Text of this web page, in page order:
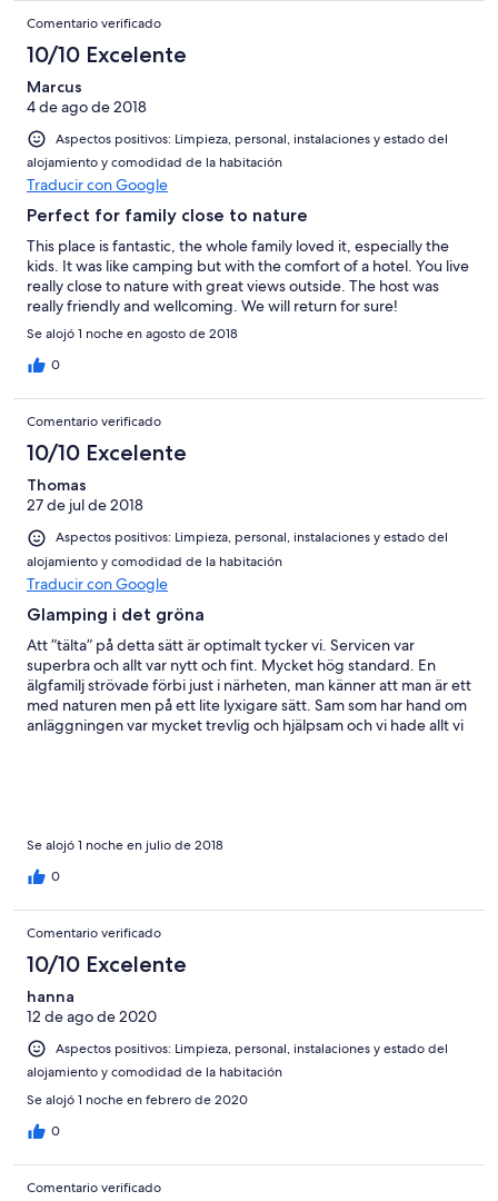
Comentario verificado
10/10 Excelente
Marcus
4 de ago de 2018
Aspectos positivos: Limpieza, personal, instalaciones y estado del
alojamiento y comodidad de la habitación
Traducir con Google
Perfect for family close to nature
This place is fantastic, the whole family loved it, especially the
kids. It was like camping but with the comfort of a hotel. You live
really close to nature with great views outside. The host was
really friendly and wellcoming. We will return for sure!
Se alojó 1 noche en agosto de 2018
0
Comentario verificado
10/10 Excelente
Thomas
27 de jul de 2018
Aspectos positivos: Limpieza, personal, instalaciones y estado del
alojamiento y comodidad de la habitación
Traducir con Google
Glamping i det gröna
Att ”tälta” på detta sätt är optimalt tycker vi. Servicen var
superbra och allt var nytt och fint. Mycket hög standard. En
älgfamilj strövade förbi just i närheten, man känner att man är ett
med naturen men på ett lite lyxigare sätt. Sam som har hand om
anläggningen var mycket trevlig och hjälpsam och vi hade allt vi
Se alojó 1 noche en julio de 2018
0
Comentario verificado
10/10 Excelente
hanna
12 de ago de 2020
Aspectos positivos: Limpieza, personal, instalaciones y estado del
alojamiento y comodidad de la habitación
Se alojó 1 noche en febrero de 2020
0
Comentario verificado